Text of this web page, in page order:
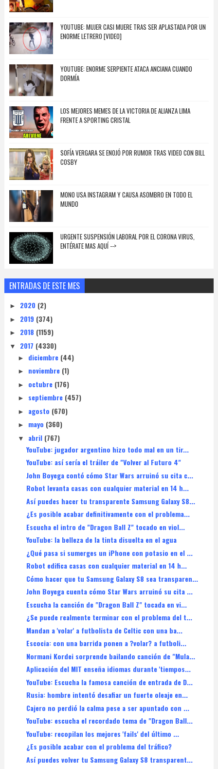
YOUTUBE: MUJER CASI MUERE TRAS SER APLASTADA POR UN
ENORME LETRERO [VIDEO]
YOUTUBE: ENORME SERPIENTE ATACA ANCIANA CUANDO
DORMÍA
LOS MEJORES MEMES DE LA VICTORIA DE ALIANZA LIMA
FRENTE A SPORTING CRISTAL
SOFÍA VERGARA SE ENOJÓ POR RUMOR TRAS VIDEO CON BILL
COSBY
MONO USA INSTAGRAM Y CAUSA ASOMBRO EN TODO EL
MUNDO
URGENTE SUSPENSIÓN LABORAL POR EL CORONA VIRUS,
ENTÉRATE MAS AQUÍ -->
ENTRADAS DE ESTE MES
► 2020 (2)
► 2019 (374)
► 2018 (1159)
▼ 2017 (4330)
► diciembre (44)
► noviembre (1)
► octubre (176)
► septiembre (457)
► agosto (670)
► mayo (360)
▼ abril (767)
YouTube: jugador argentino hizo todo mal en un tir...
YouTube: así sería el tráiler de "Volver al Futuro 4"
John Boyega contó cómo Star Wars arruinó su cita c...
Robot levanta casas con cualquier material en 14 h...
Así puedes hacer tu transparente Samsung Galaxy S8...
¿Es posible acabar definitivamente con el problema...
Escucha el intro de "Dragon Ball Z" tocado en viol...
YouTube: la belleza de la tinta disuelta en el agua
¿Qué pasa si sumerges un iPhone con potasio en el ...
Robot edifica casas con cualquier material en 14 h...
Cómo hacer que tu Samsung Galaxy S8 sea transparen...
John Boyega cuenta cómo Star Wars arruinó su cita ...
Escucha la canción de "Dragon Ball Z" tocada en vi...
¿Se puede realmente terminar con el problema del t...
Mandan a 'volar' a futbolista de Celtic con una ba...
Escocia: con una barrida ponen a ?volar? a futboli...
Normani Kordei sorprende bailando canción de "Mula...
Aplicación del MIT enseña idiomas durante 'tiempos...
YouTube: Escucha la famosa canción de entrada de D...
Rusia: hombre intentó desafiar un fuerte oleaje en...
Cajero no perdió la calma pese a ser apuntado con ...
YouTube: escucha el recordado tema de "Dragon Ball...
YouTube: recopilan los mejores 'fails' del último ...
¿Es posible acabar con el problema del tráfico?
Así puedes volver tu Samsung Galaxy S8 transparent...